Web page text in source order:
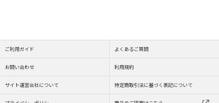
ご利用ガイド よくあるご質問
お問い合わせ 利用規約
サイト運営会社について 特定商取引法に基づく表記について